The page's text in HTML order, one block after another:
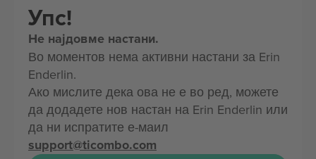
Упс!
Не најдовме настани.
Во моментов нема активни настани за Erin
Enderlin.
Ако мислите дека ова не е во ред, можете
да додадете нов настан на Erin Enderlin или
да ни испратите е-маил
support@ticombo.com